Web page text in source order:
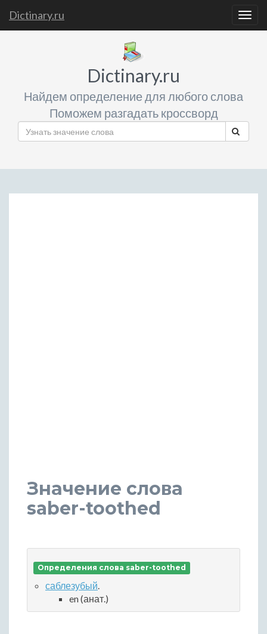
Dictinary.ru
Dictinary.ru
Найдем определение для любого слова
Поможем разгадать кроссворд
Значение слова
saber-toothed
Определения слова saber-toothed
саблезубый.
en (анат.)